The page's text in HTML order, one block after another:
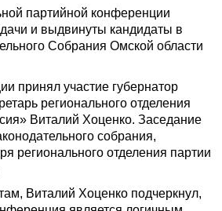
партийной конференции
и выдвинуты кандидаты в
Собрания Омской области
принял участие губернатор
регионального отделения
Виталий Хоценко. Заседание
собрания,
регионального отделения партии
Виталий Хоценко подчеркнул,